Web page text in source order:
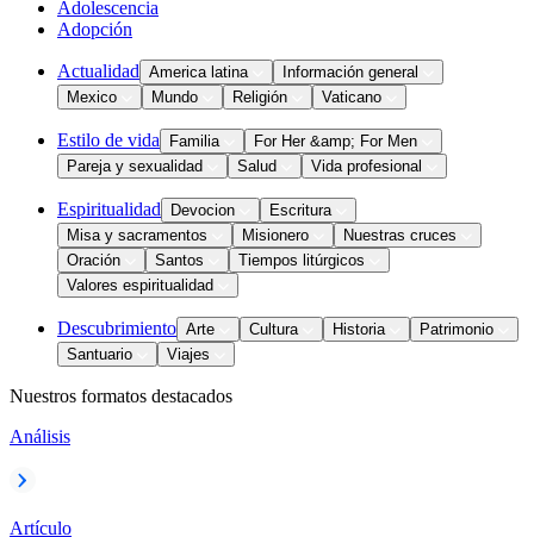
Adolescencia
Adopción
Actualidad America latina
Información general
Mexico
Mundo Religión Vaticano
Estilo de vida Familia
For Her &amp; For Men
Pareja y sexualidad
Salud Vida profesional
Espiritualidad Devocion
Escritura
Misa y sacramentos
Misionero
Nuestras cruces
Oración
Santos
Tiempos litúrgicos
Valores espiritualidad
Descubrimiento Arte Cultura Historia
Patrimonio
Santuario
Viajes
Nuestros formatos destacados
Análisis
Artículo